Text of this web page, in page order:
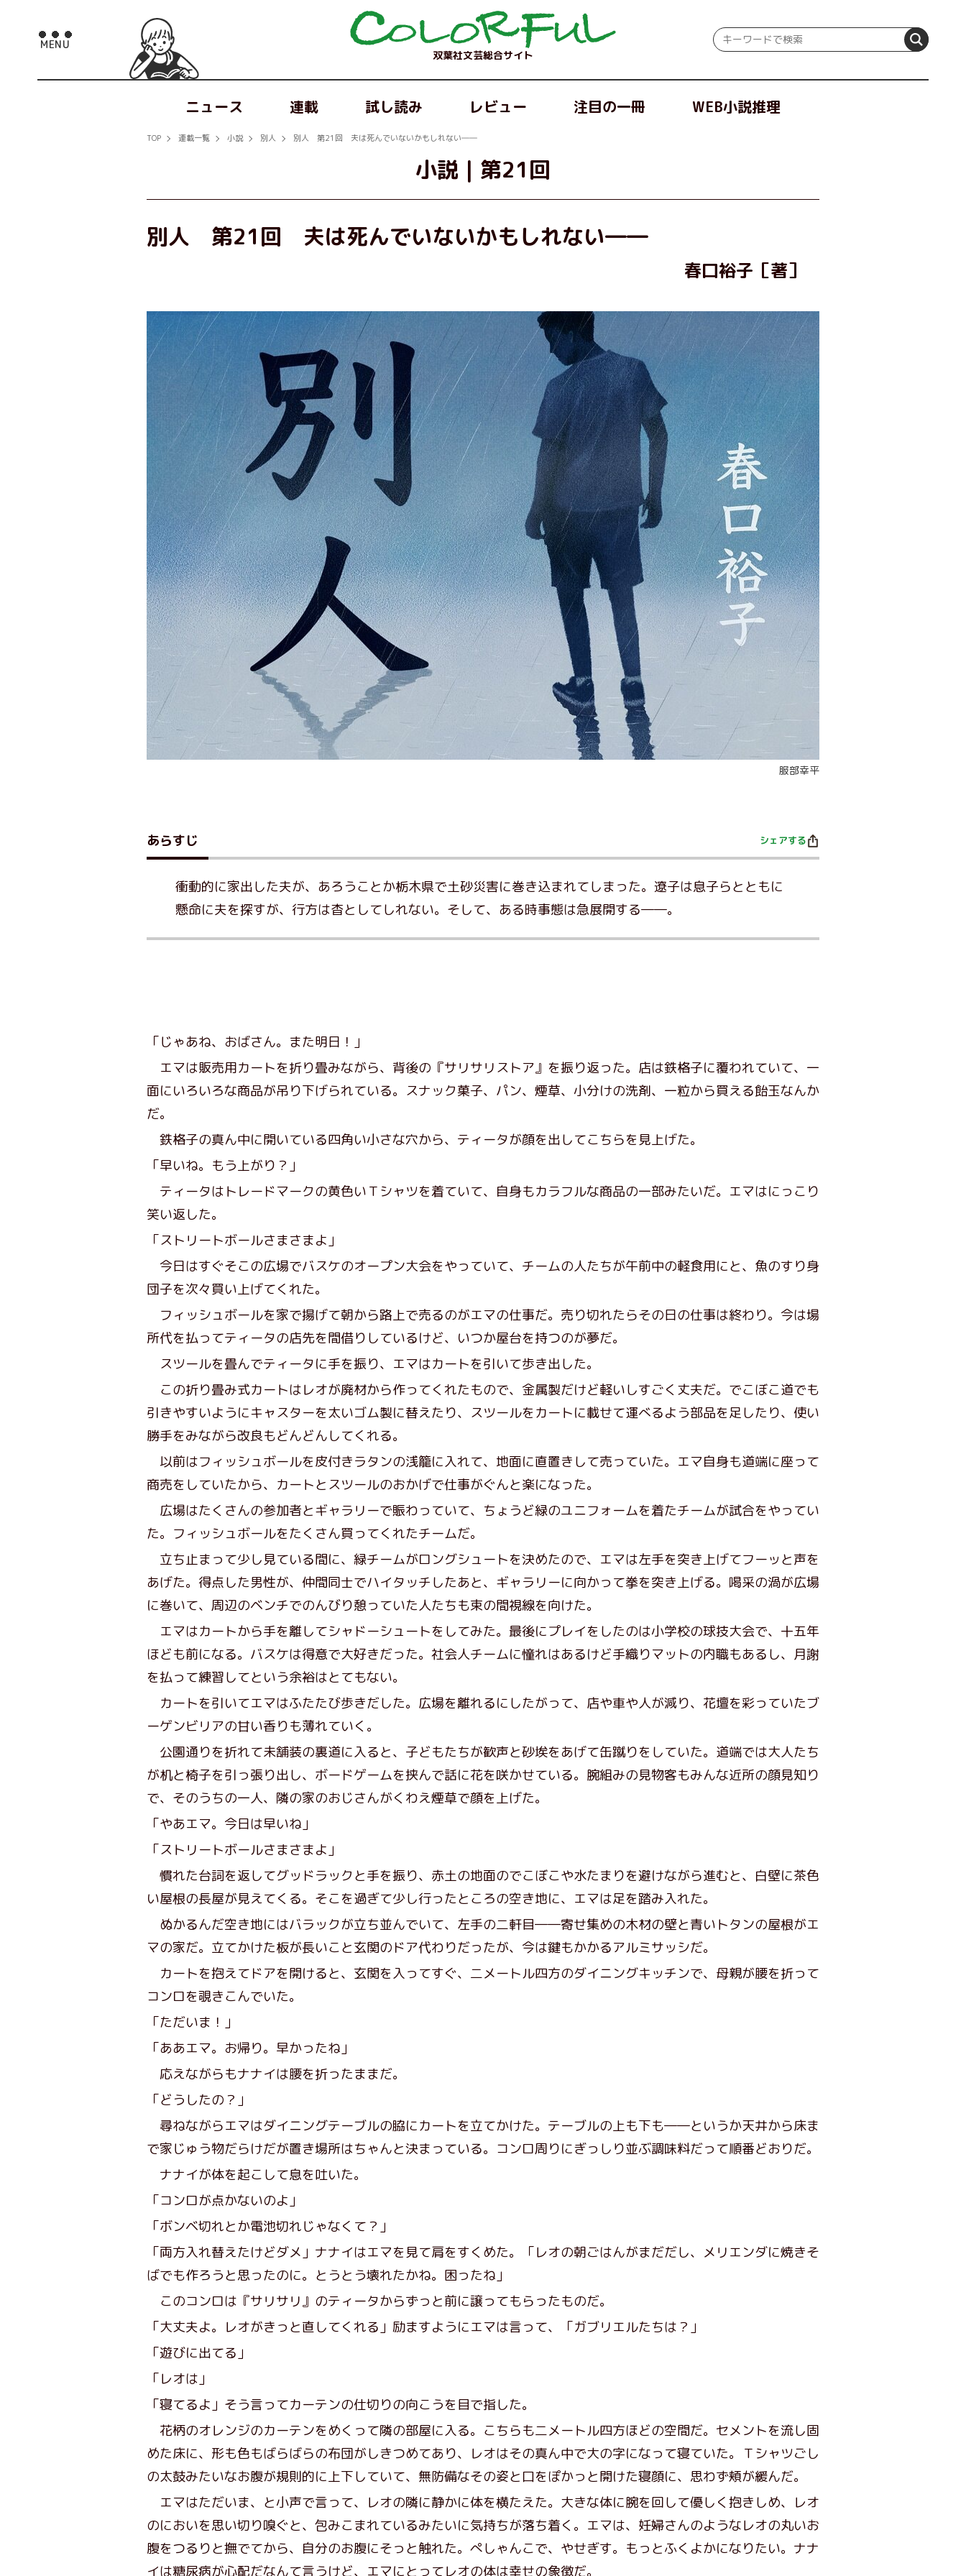
双葉社文芸総合サイト
ニュース 連載 試し読み レビュー 注目の一冊 WEB小説推理
TOP 連載一覧 小説 別人 別人 第21回 夫は死んでいないかもしれない――
小説 ｜ 第21回
別人 第21回 夫は死んでいないかもしれない――
春口裕子［著］
服部幸平
あらすじ シェアする
衝動的に家出した夫が、あろうことか栃木県で土砂災害に巻き込まれてしまった。遼子は息子らとともに
懸命に夫を探すが、行方は杳としてしれない。そして、ある時事態は急展開する――。
「じゃあね、おばさん。また明日！」
エマは販売用カートを折り畳みながら、背後の『サリサリストア』を振り返った。店は鉄格子に覆われていて、一
面にいろいろな商品が吊り下げられている。スナック菓子、パン、煙草、小分けの洗剤、一粒から買える飴玉なんか
だ。
鉄格子の真ん中に開いている四角い小さな穴から、ティータが顔を出してこちらを見上げた。
「早いね。もう上がり？」
ティータはトレードマークの黄色いＴシャツを着ていて、自身もカラフルな商品の一部みたいだ。エマはにっこり
笑い返した。
「ストリートボールさまさまよ」
今日はすぐそこの広場でバスケのオープン大会をやっていて、チームの人たちが午前中の軽食用にと、魚のすり身
団子を次々買い上げてくれた。
フィッシュボールを家で揚げて朝から路上で売るのがエマの仕事だ。売り切れたらその日の仕事は終わり。今は場
所代を払ってティータの店先を間借りしているけど、いつか屋台を持つのが夢だ。
スツールを畳んでティータに手を振り、エマはカートを引いて歩き出した。
この折り畳み式カートはレオが廃材から作ってくれたもので、金属製だけど軽いしすごく丈夫だ。でこぼこ道でも
引きやすいようにキャスターを太いゴム製に替えたり、スツールをカートに載せて運べるよう部品を足したり、使い
勝手をみながら改良もどんどんしてくれる。
以前はフィッシュボールを皮付きラタンの浅籠に入れて、地面に直置きして売っていた。エマ自身も道端に座って
商売をしていたから、カートとスツールのおかげで仕事がぐんと楽になった。
広場はたくさんの参加者とギャラリーで賑わっていて、ちょうど緑のユニフォームを着たチームが試合をやってい
た。フィッシュボールをたくさん買ってくれたチームだ。
立ち止まって少し見ている間に、緑チームがロングシュートを決めたので、エマは左手を突き上げてフーッと声を
あげた。得点した男性が、仲間同士でハイタッチしたあと、ギャラリーに向かって拳を突き上げる。喝采の渦が広場
に巻いて、周辺のベンチでのんびり憩っていた人たちも束の間視線を向けた。
エマはカートから手を離してシャドーシュートをしてみた。最後にプレイをしたのは小学校の球技大会で、十五年
ほども前になる。バスケは得意で大好きだった。社会人チームに憧れはあるけど手織りマットの内職もあるし、月謝
を払って練習してという余裕はとてもない。
カートを引いてエマはふたたび歩きだした。広場を離れるにしたがって、店や車や人が減り、花壇を彩っていたブ
ーゲンビリアの甘い香りも薄れていく。
公園通りを折れて未舗装の裏道に入ると、子どもたちが歓声と砂埃をあげて缶蹴りをしていた。道端では大人たち
が机と椅子を引っ張り出し、ボードゲームを挟んで話に花を咲かせている。腕組みの見物客もみんな近所の顔見知り
で、そのうちの一人、隣の家のおじさんがくわえ煙草で顔を上げた。
「やあエマ。今日は早いね」
「ストリートボールさまさまよ」
慣れた台詞を返してグッドラックと手を振り、赤土の地面のでこぼこや水たまりを避けながら進むと、白壁に茶色
い屋根の長屋が見えてくる。そこを過ぎて少し行ったところの空き地に、エマは足を踏み入れた。
ぬかるんだ空き地にはバラックが立ち並んでいて、左手の二軒目――寄せ集めの木材の壁と青いトタンの屋根がエ
マの家だ。立てかけた板が長いこと玄関のドア代わりだったが、今は鍵もかかるアルミサッシだ。
カートを抱えてドアを開けると、玄関を入ってすぐ、二メートル四方のダイニングキッチンで、母親が腰を折って
コンロを覗きこんでいた。
「ただいま！」
「ああエマ。お帰り。早かったね」
応えながらもナナイは腰を折ったままだ。
「どうしたの？」
尋ねながらエマはダイニングテーブルの脇にカートを立てかけた。テーブルの上も下も――というか天井から床ま
で家じゅう物だらけだが置き場所はちゃんと決まっている。コンロ周りにぎっしり並ぶ調味料だって順番どおりだ。
ナナイが体を起こして息を吐いた。
「コンロが点かないのよ」
「ボンベ切れとか電池切れじゃなくて？」
「両方入れ替えたけどダメ」ナナイはエマを見て肩をすくめた。「レオの朝ごはんがまだだし、メリエンダに焼きそ
ばでも作ろうと思ったのに。とうとう壊れたかね。困ったね」
このコンロは『サリサリ』のティータからずっと前に譲ってもらったものだ。
「大丈夫よ。レオがきっと直してくれる」励ますようにエマは言って、「ガブリエルたちは？」
「遊びに出てる」
「レオは」
「寝てるよ」そう言ってカーテンの仕切りの向こうを目で指した。
花柄のオレンジのカーテンをめくって隣の部屋に入る。こちらも二メートル四方ほどの空間だ。セメントを流し固
めた床に、形も色もばらばらの布団がしきつめてあり、レオはその真ん中で大の字になって寝ていた。Ｔシャツごし
の太鼓みたいなお腹が規則的に上下していて、無防備なその姿と口をぽかっと開けた寝顔に、思わず頬が緩んだ。
エマはただいま、と小声で言って、レオの隣に静かに体を横たえた。大きな体に腕を回して優しく抱きしめ、レオ
のにおいを思い切り嗅ぐと、包みこまれているみたいに気持ちが落ち着く。エマは、妊婦さんのようなレオの丸いお
腹をつるりと撫でてから、自分のお腹にそっと触れた。ぺしゃんこで、やせぎす。もっとふくよかになりたい。ナナ
イは糖尿病が心配だなんて言うけど、エマにとってレオの体は幸せの象徴だ。